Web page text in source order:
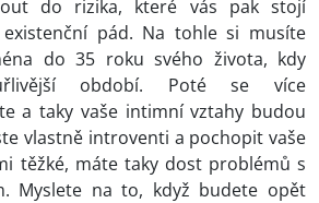
do rizika, které vás pak stojí
existenční pád. Na tohle si musíte
do 35 roku svého života, kdy
období. Poté se více
a taky vaše intimní vztahy budou
vlastně introventi a pochopit vaše
těžké, máte taky dost problémů s
Myslete na to, když budete opět